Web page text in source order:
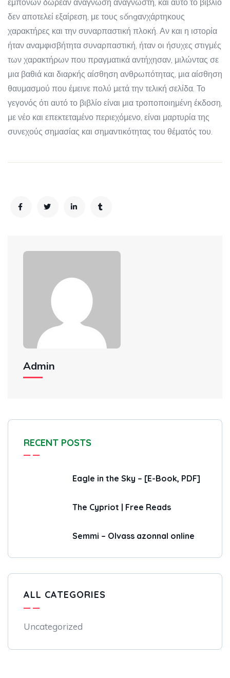
εμπόνων δωρεάν ανάγνωση αναγνώστη, και αυτό το βιβλίο
δεν αποτελεί εξαίρεση, με τους sốngανχάρτηκους
χαρακτήρες και την συναρπαστική πλοκή. Αν και η ιστορία
ήταν αναμφισβήτητα συναρπαστική, ήταν οι ήσυχες στιγμές
των χαρακτήρων που πραγματικά αντήχησαν, μιλώντας σε
μια βαθιά και διαρκής αίσθηση ανθρωπότητας, μια αίσθηση
θαυμασμού που έμεινε πολύ μετά την τελική σελίδα. Το
γεγονός ότι αυτό το βιβλίο είναι μια τροποποιημένη έκδοση,
με νέο και επεκτεταμένο περιεχόμενο, είναι μαρτυρία της
συνεχούς σημασίας και σημαντικότητας του θέματός του.
Admin
RECENT POSTS
Eagle in the Sky – [E-Book, PDF]
The Cypriot | Free Reads
Semmi – Olvass azonnal online
ALL CATEGORIES
Uncategorized